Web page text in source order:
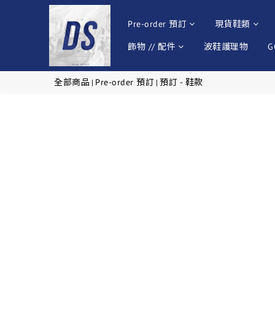
Pre-order 預訂 現貨鞋類
飾物 // 配件 波鞋護理物
全部商品 | Pre-order 預訂 | 預訂 - 鞋款